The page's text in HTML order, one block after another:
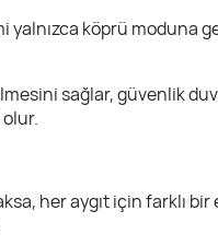
yalnızca köprü moduna
sağlar, güvenlik
her aygıt için farklı